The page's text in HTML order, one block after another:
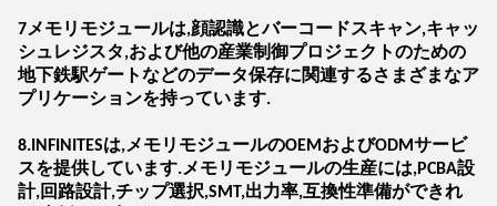
7メモリモジュールは,顔認識とバーコードスキャン,キャッ
シュレジスタ,および他の産業制御プロジェクトのための
地下鉄駅ゲートなどのデータ保存に関連するさまざまなア
プリケーションを持っています.
8.INFINITESは,メモリモジュールのOEMおよびODMサービ
スを提供しています.メモリモジュールの生産には,PCBA設
計,回路設計,チップ選択,SMT,出力率,互換性準備ができれ